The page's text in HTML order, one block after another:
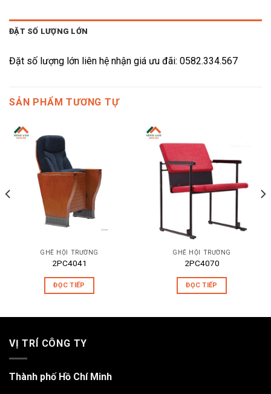
ĐẶT SỐ LƯỢNG LỚN
Đặt số lượng lớn liên hệ nhận giá ưu đãi: 0582.334.567
SẢN PHẨM TƯƠNG TỰ
GHẾ HỘI TRƯỜNG
2PC4041
ĐỌC TIẾP
GHẾ HỘI TRƯỜNG
2PC4070
ĐỌC TIẾP
VỊ TRÍ CÔNG TY
Thành phố Hồ Chí Minh